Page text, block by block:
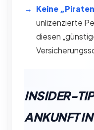
Keine
unlizenzierte
diesen
INSIDER-
ANKUNFT